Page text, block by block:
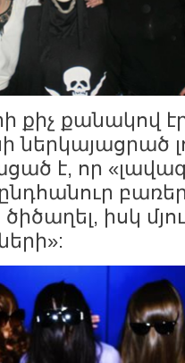
քիչ քանակով
ներկայացրած
է, որ
իսկ